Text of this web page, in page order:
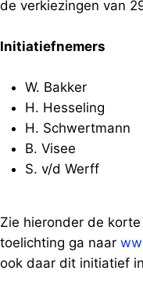
de verkiezingen van
Initiatiefnemers
W. Bakker
H. Hesseling
H. Schwertmann
B. Visee
S. v/d Werff
Zie hieronder de
toelichting ga naar
ook daar dit initiatief